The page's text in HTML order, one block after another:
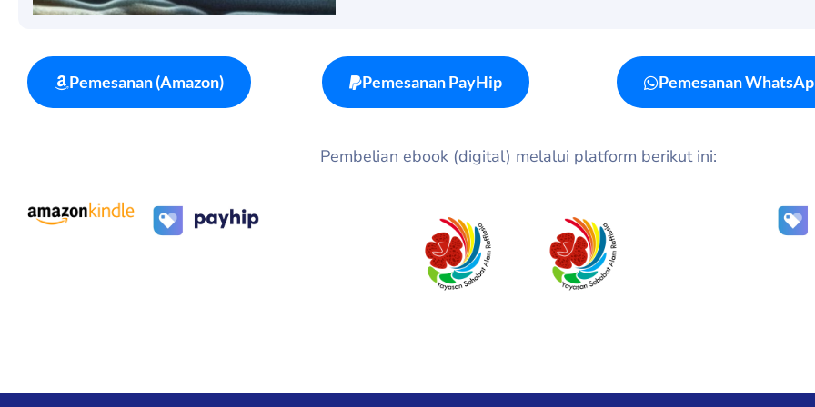
Pemesanan (Amazon) Pemesanan PayHip Pemesanan
Pembelian ebook (digital) melalui platform berikut ini: